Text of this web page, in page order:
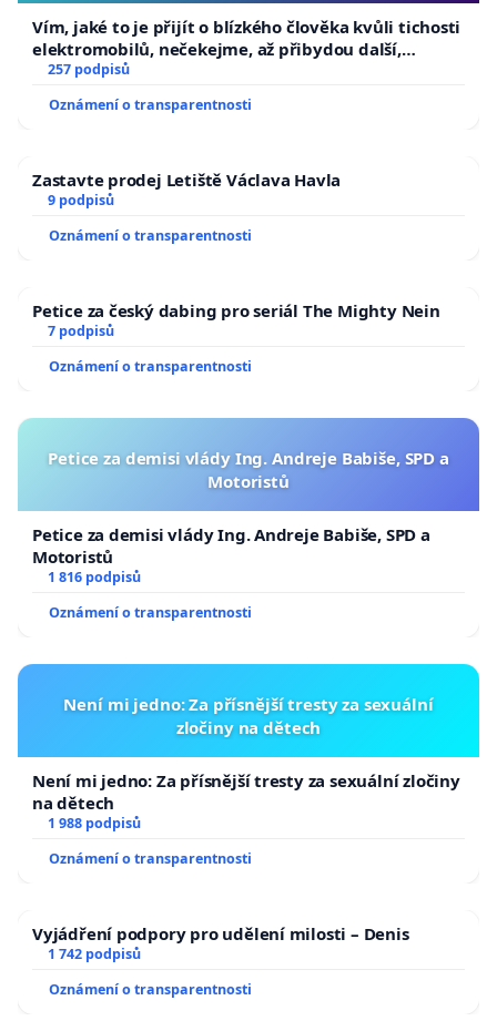
Vím, jaké to je přijít o blízkého člověka kvůli tichosti
elektromobilů, nečekejme, až přibydou další,
zaveďme slyšitelná auta!
257 podpisů
Oznámení o transparentnosti
Zastavte prodej Letiště Václava Havla
9 podpisů
Oznámení o transparentnosti
Petice za český dabing pro seriál The Mighty Nein
7 podpisů
Oznámení o transparentnosti
Petice za demisi vlády Ing. Andreje Babiše, SPD a
Motoristů
Petice za demisi vlády Ing. Andreje Babiše, SPD a
Motoristů
1 816 podpisů
Oznámení o transparentnosti
Není mi jedno: Za přísnější tresty za sexuální
zločiny na dětech
Není mi jedno: Za přísnější tresty za sexuální zločiny
na dětech
1 988 podpisů
Oznámení o transparentnosti
Vyjádření podpory pro udělení milosti – Denis
1 742 podpisů
Oznámení o transparentnosti